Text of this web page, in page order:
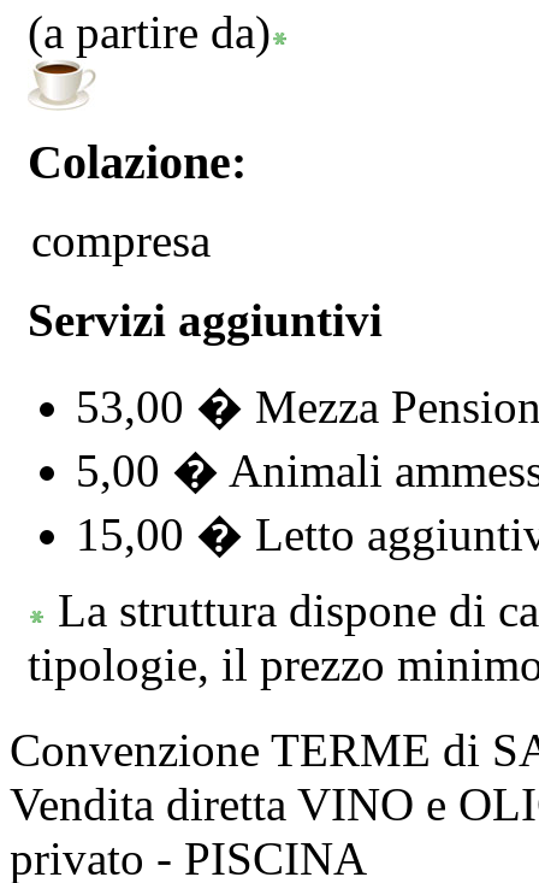
(a partire da)
Colazione:
compresa
Servizi aggiuntivi
53,00 � Mezza
5,00 � Animali
15,00 � Letto
La struttura dispone di
tipologie, il prezzo
Convenzione TERME di
Vendita diretta VINO e
privato - PISCINA